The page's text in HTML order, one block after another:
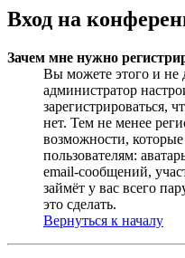
Вход на
Зачем мне нужно
Вы можете этого и не
администратор
зарегистрироваться,
нет. Тем не менее
возможности,
пользователям:
email-сообщений,
займёт у вас всего
это сделать.
Вернуться к началу